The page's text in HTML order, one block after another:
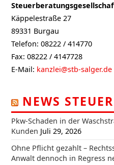
Käppelestraße 27
89331 Burgau
Telefon: 08222 / 414770
Fax: 08222 / 4147728
E-Mail: kanzlei@stb-salger.de
NEWS
Pkw-Schaden in der
Kunden Juli 29, 2026
Ohne Pflicht gezahlt –
Anwalt dennoch in Regress